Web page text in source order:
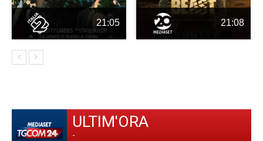
21:05 21:08
ULTIM'ORA
-